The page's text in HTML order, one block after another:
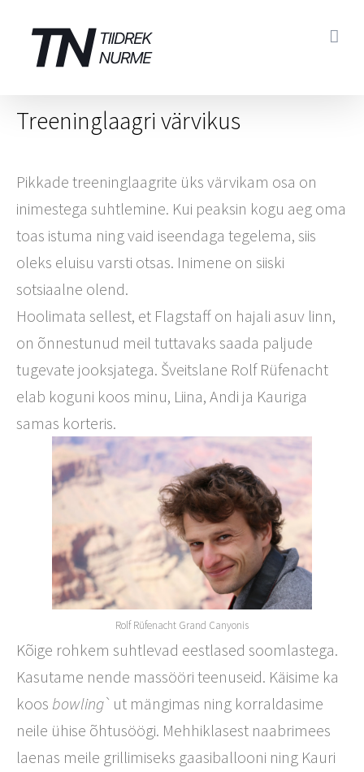
content
Treeninglaagri värvikus
Pikkade treeninglaagrite üks värvikam osa on
inimestega suhtlemine. Kui peaksin kogu aeg oma
toas istuma ning vaid iseendaga tegelema, siis
oleks eluisu varsti otsas. Inimene on siiski
sotsiaalne olend.
Hoolimata sellest, et Flagstaff on hajali asuv linn,
on õnnestunud meil tuttavaks saada paljude
tugevate jooksjatega. Šveitslane Rolf Rüfenacht
elab koguni koos minu, Liina, Andi ja Kauriga
samas korteris.
Rolf Rüfenacht Grand Canyonis
Kõige rohkem suhtlevad eestlased soomlastega.
Kasutame nende massööri teenuseid. Käisime ka
koos bowling`ut mängimas ning korraldasime
neile ühise õhtusöögi. Mehhiklasest naabrimees
laenas meile grillimiseks gaasiballooni ning Kauri